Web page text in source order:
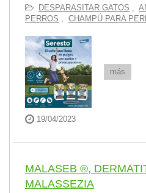
DESPARASITAR GATOS ,
PERROS , CHAMPÚ PARA
más
19/04/2023
MALASEB ®,
MALASSEZIA